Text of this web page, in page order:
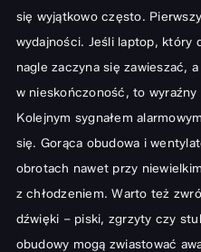
Problemy z ekranem –
Przegrzewanie się laptopa –
termoprzewodzącej
Laptop nie uruchamia się lub
Problemy z kartą graficzną –
się wyjątkowo często.
wydajności. Jeśli laptop, który
nagle zaczyna się zawieszać,
w nieskończoność, to
Kolejnym sygnałem
się. Gorąca obudowa i
obrotach nawet przy
z chłodzeniem. Warto też
dźwięki – piski, zgrzyty czy
obudowy mogą zwiastować